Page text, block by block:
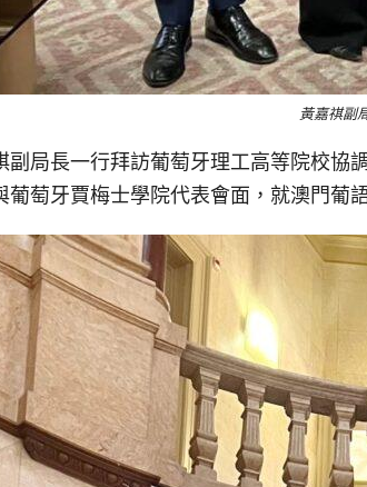
黃嘉祺副
副局長一行拜訪葡萄牙理工高等院校協
葡萄牙賈梅士學院代表會面，就澳門葡